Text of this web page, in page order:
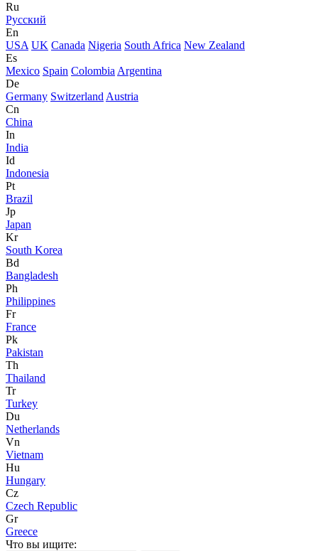
Ru
Русский
En
USA UK Canada Nigeria South Africa New Zealand
Es
Mexico Spain Colombia Argentina
De
Germany Switzerland Austria
Cn
China
In
India
Id
Indonesia
Pt
Brazil
Jp
Japan
Kr
South Korea
Bd
Bangladesh
Ph
Philippines
Fr
France
Pk
Pakistan
Th
Thailand
Tr
Turkey
Du
Netherlands
Vn
Vietnam
Hu
Hungary
Cz
Czech Republic
Gr
Greece
Что вы ищите: